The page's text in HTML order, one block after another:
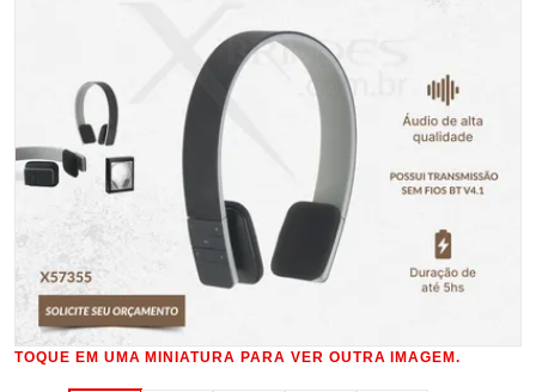
TOQUE EM UMA MINIATURA PARA VER OUTRA IMAGEM.